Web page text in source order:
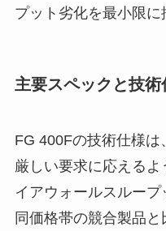
プット劣化を最小限に
主要スペックと技術
FG 400Fの技術仕様
厳しい要求に応える
イアウォールスループ
同価格帯の競合製品